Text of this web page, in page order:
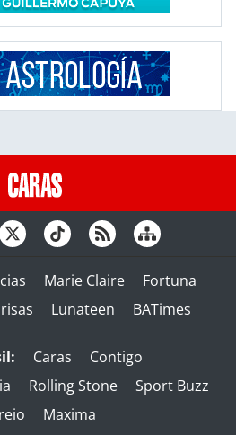
Marie Claire
Fortuna
Lunateen BATimes
Caras
Contigo
Rolling Stone
Sport Buzz
Maxima